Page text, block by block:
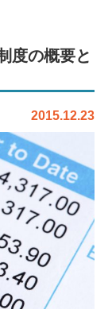
度の概要と
2015.12.23